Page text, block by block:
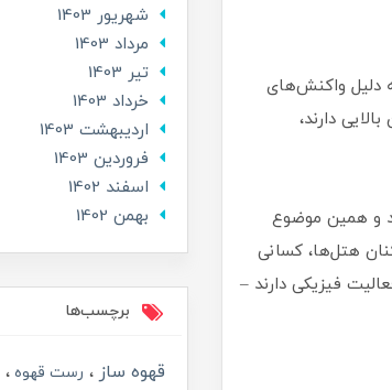
دلیل واکنش‌های
دارند،
و همین موضوع
هتل‌ها، کسانی
فیزیکی دارند –
شهریور 1403
مرداد 1403
تير 1403
خرداد 1403
ارديبهشت 1403
فروردین 1403
اسفند 1402
بهمن 1402
برچسب‌ها
قهوه ساز رست قهوه